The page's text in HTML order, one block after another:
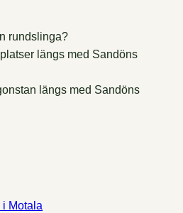
rundslinga?
längs med Sandöns
längs med Sandöns
i Motala